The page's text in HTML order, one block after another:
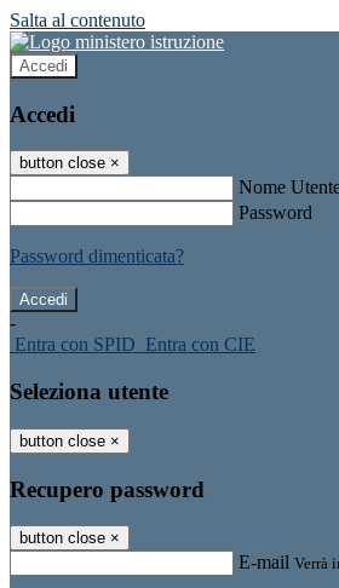
Salta al contenuto
Accedi
Accedi
button close ×
Nome
Password
Password dimenticata?
-
Entra con SPID Entra con CIE
Seleziona utente
button close ×
Recupero password
button close ×
E-mail Verrà